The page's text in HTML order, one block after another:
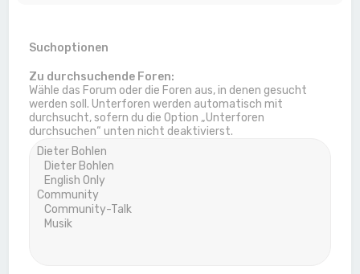
Suchoptionen
Zu durchsuchende Foren:
Wähle das Forum oder die Foren aus, in denen gesucht
werden soll. Unterforen werden automatisch mit
durchsucht, sofern du die Option „Unterforen
durchsuchen“ unten nicht deaktivierst.